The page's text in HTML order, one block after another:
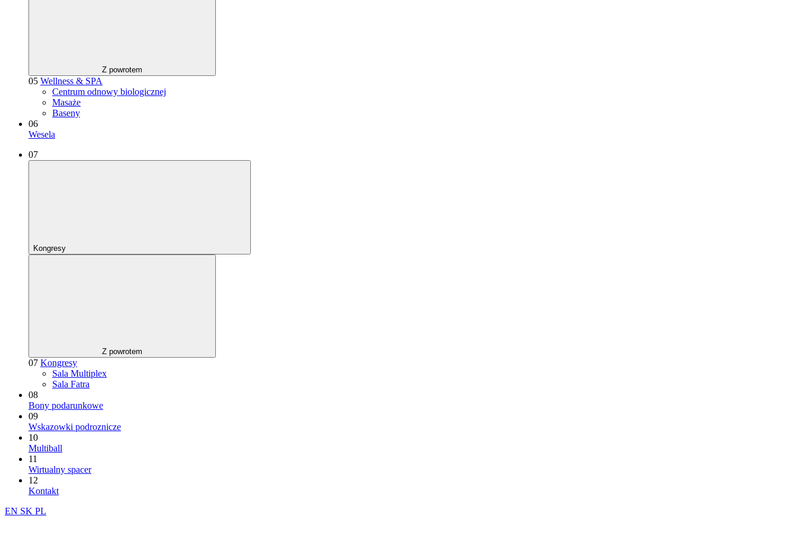
Z powrotem
05 Wellness & SPA
Centrum odnowy biologicznej
Masaże
Baseny
06
Wesela
07
Kongresy
Z powrotem
07 Kongresy
Sala Multiplex
Sala Fatra
08
Bony podarunkowe
09
Wskazowki podroznicze
10
Multiball
11
Wirtualny spacer
12
Kontakt
EN SK PL